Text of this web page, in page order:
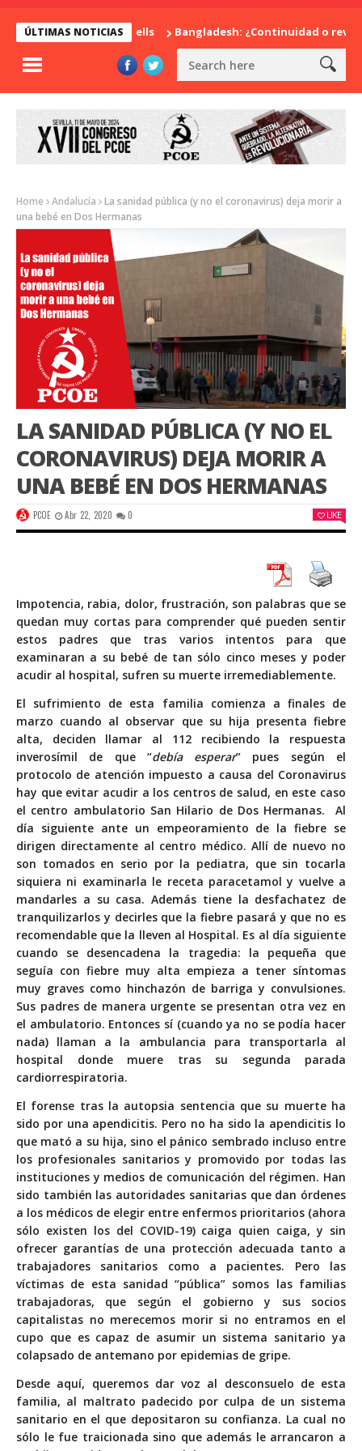
ÚLTIMAS NOTICIAS
Herbert George Wells Bangladesh: ¿Continuidad o
Home Andalucía
La sanidad pública (y no el coronavirus) deja morir a
una bebé en Dos Hermanas
LA SANIDAD PÚBLICA (Y NO EL
CORONAVIRUS) DEJA MORIR A
UNA BEBÉ EN DOS HERMANAS
PCOE Abr 22, 2020 0 LIKE
Impotencia, rabia, dolor, frustración, son palabras que se
quedan muy cortas para comprender qué pueden sentir
estos padres que tras varios intentos para que
examinaran a su bebé de tan sólo cinco meses y poder
acudir al hospital, sufren su muerte irremediablemente.
El sufrimiento de esta familia comienza a finales de
marzo cuando al observar que su hija presenta fiebre
alta, deciden llamar al 112 recibiendo la respuesta
inverosímil de que “debía esperar” pues según el
protocolo de atención impuesto a causa del Coronavirus
hay que evitar acudir a los centros de salud, en este caso
el centro ambulatorio San Hilario de Dos Hermanas. Al
día siguiente ante un empeoramiento de la fiebre se
dirigen directamente al centro médico. Allí de nuevo no
son tomados en serio por la pediatra, que sin tocarla
siquiera ni examinarla le receta paracetamol y vuelve a
mandarles a su casa. Además tiene la desfachatez de
tranquilizarlos y decirles que la fiebre pasará y que no es
recomendable que la lleven al Hospital. Es al día siguiente
cuando se desencadena la tragedia: la pequeña que
seguía con fiebre muy alta empieza a tener síntomas
muy graves como hinchazón de barriga y convulsiones.
Sus padres de manera urgente se presentan otra vez en
el ambulatorio. Entonces sí (cuando ya no se podía hacer
nada) llaman a la ambulancia para transportarla al
hospital donde muere tras su segunda parada
cardiorrespiratoria.
El forense tras la autopsia sentencia que su muerte ha
sido por una apendicitis. Pero no ha sido la apendicitis lo
que mató a su hija, sino el pánico sembrado incluso entre
los profesionales sanitarios y promovido por todas las
instituciones y medios de comunicación del régimen. Han
sido también las autoridades sanitarias que dan órdenes
a los médicos de elegir entre enfermos prioritarios (ahora
sólo existen los del COVID-19) caiga quien caiga, y sin
ofrecer garantías de una protección adecuada tanto a
trabajadores sanitarios como a pacientes. Pero las
víctimas de esta sanidad “pública” somos las familias
trabajadoras, que según el gobierno y sus socios
capitalistas no merecemos morir si no entramos en el
cupo que es capaz de asumir un sistema sanitario ya
colapsado de antemano por epidemias de gripe.
Desde aquí, queremos dar voz al desconsuelo de esta
familia, al maltrato padecido por culpa de un sistema
sanitario en el que depositaron su confianza. La cual no
sólo le fue traicionada sino que además le arrancaron a